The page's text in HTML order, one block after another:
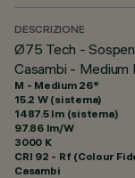
DESCRIZIONE
Ø75 Tech -
Casambi - Medium
M - Medium 26°
15.2 W (sistema)
1487.5 lm (sistema)
97.86 lm/W
3000 K
CRI 92 - Rf (Colour
Casambi